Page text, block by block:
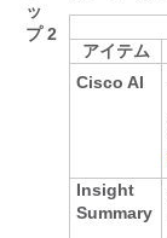
ッ
プ 2
アイテム
Cisco AI
Insight
Summary